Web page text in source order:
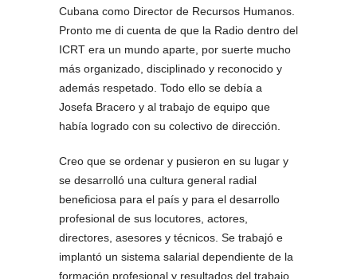
Cubana como Director de Recursos Humanos.
Pronto me di cuenta de que la Radio dentro del
ICRT era un mundo aparte, por suerte mucho
más organizado, disciplinado y reconocido y
además respetado. Todo ello se debía a
Josefa Bracero y al trabajo de equipo que
había logrado con su colectivo de dirección.
Creo que se ordenar y pusieron en su lugar y
se desarrolló una cultura general radial
beneficiosa para el país y para el desarrollo
profesional de sus locutores, actores,
directores, asesores y técnicos. Se trabajó e
implantó un sistema salarial dependiente de la
formación profesional y resultados del trabajo,